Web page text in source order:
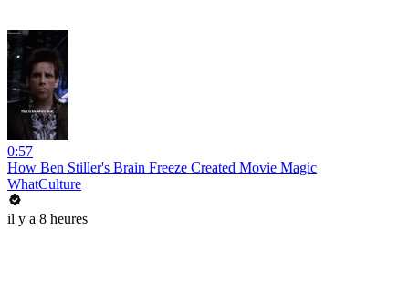
0:57
How Ben Stiller's Brain Freeze Created Movie Magic
WhatCulture
il y a 8 heures